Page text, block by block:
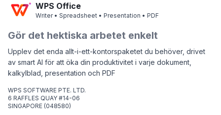
WPS Office
Writer • Spreadsheet • Presentation • PDF
Gör det hektiska arbetet enkelt
Upplev det enda allt-i-ett-kontorspaketet du behöver, drivet
av smart AI för att öka din produktivitet i varje dokument,
kalkylblad, presentation och PDF
WPS SOFTWARE PTE. LTD.
6 RAFFLES QUAY #14-06
SINGAPORE (048580)